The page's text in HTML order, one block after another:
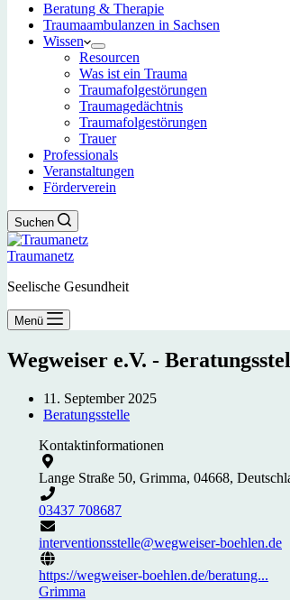
Beratung & Therapie
Traumaambulanzen in Sachsen
Wissen
Resourcen
Was ist ein Trauma
Traumafolgestörungen
Traumagedächtnis
Traumafolgestörungen
Trauer
Professionals
Veranstaltungen
Förderverein
Suchen
Traumanetz
Seelische Gesundheit
Menü
Wegweiser e.V. -
11. September 2025
Beratungsstelle
Kontaktinformationen
Lange Straße 50, Grimma, 04668,
03437 708687
interventionsstelle@wegweiser-boehlen.de
https://wegweiser-boehlen.de/beratung...
Grimma